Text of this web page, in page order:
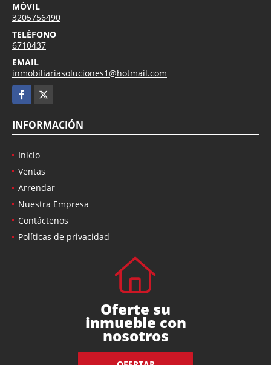
MÓVIL
3205756490
TELÉFONO
6710437
EMAIL
inmobiliariasoluciones1@hotmail.com
Facebook
INFORMACIÓN
Inicio
Ventas
Arrendar
Nuestra Empresa
Contáctenos
Políticas de privacidad
Oferte su
inmueble con
nosotros